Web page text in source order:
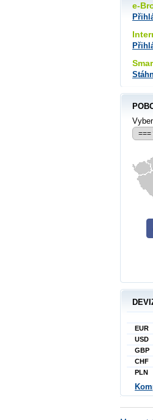
e-
EUR
USD
GBP
CHF
PLN